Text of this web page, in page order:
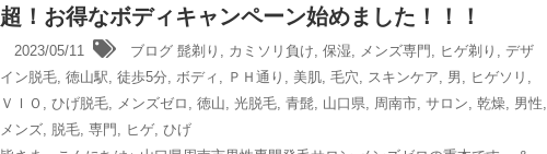
超！お得なボディキャンペーン始めました！！！
2023/05/11 ブログ 髭剃り , カミソリ負け, 保湿, メンズ専門 , ヒゲ剃り , デザ
イン脱毛, 徳山駅, 徒歩5分, ボディ , ＰＨ通り , 美肌, 毛穴, スキンケア, 男 , ヒゲソリ ,
ＶＩＯ , ひげ脱毛, メンズゼロ , 徳山, 光脱毛, 青髭, 山口県, 周南市, サロン, 乾燥, 男性,
メンズ, 脱毛, 専門 , ヒゲ, ひげ